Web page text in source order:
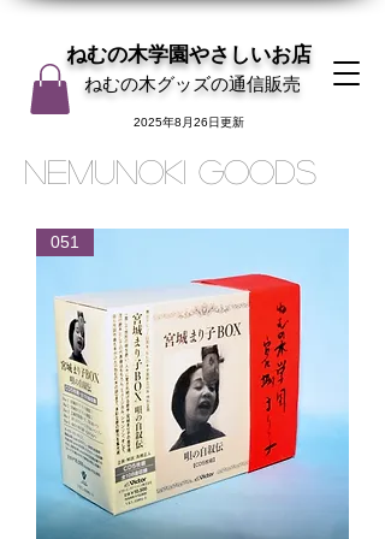
ねむの木学園やさしいお店
ねむの木グッズの通信販売
2025年8月26日更新
NEMUNOKI GOODS
051